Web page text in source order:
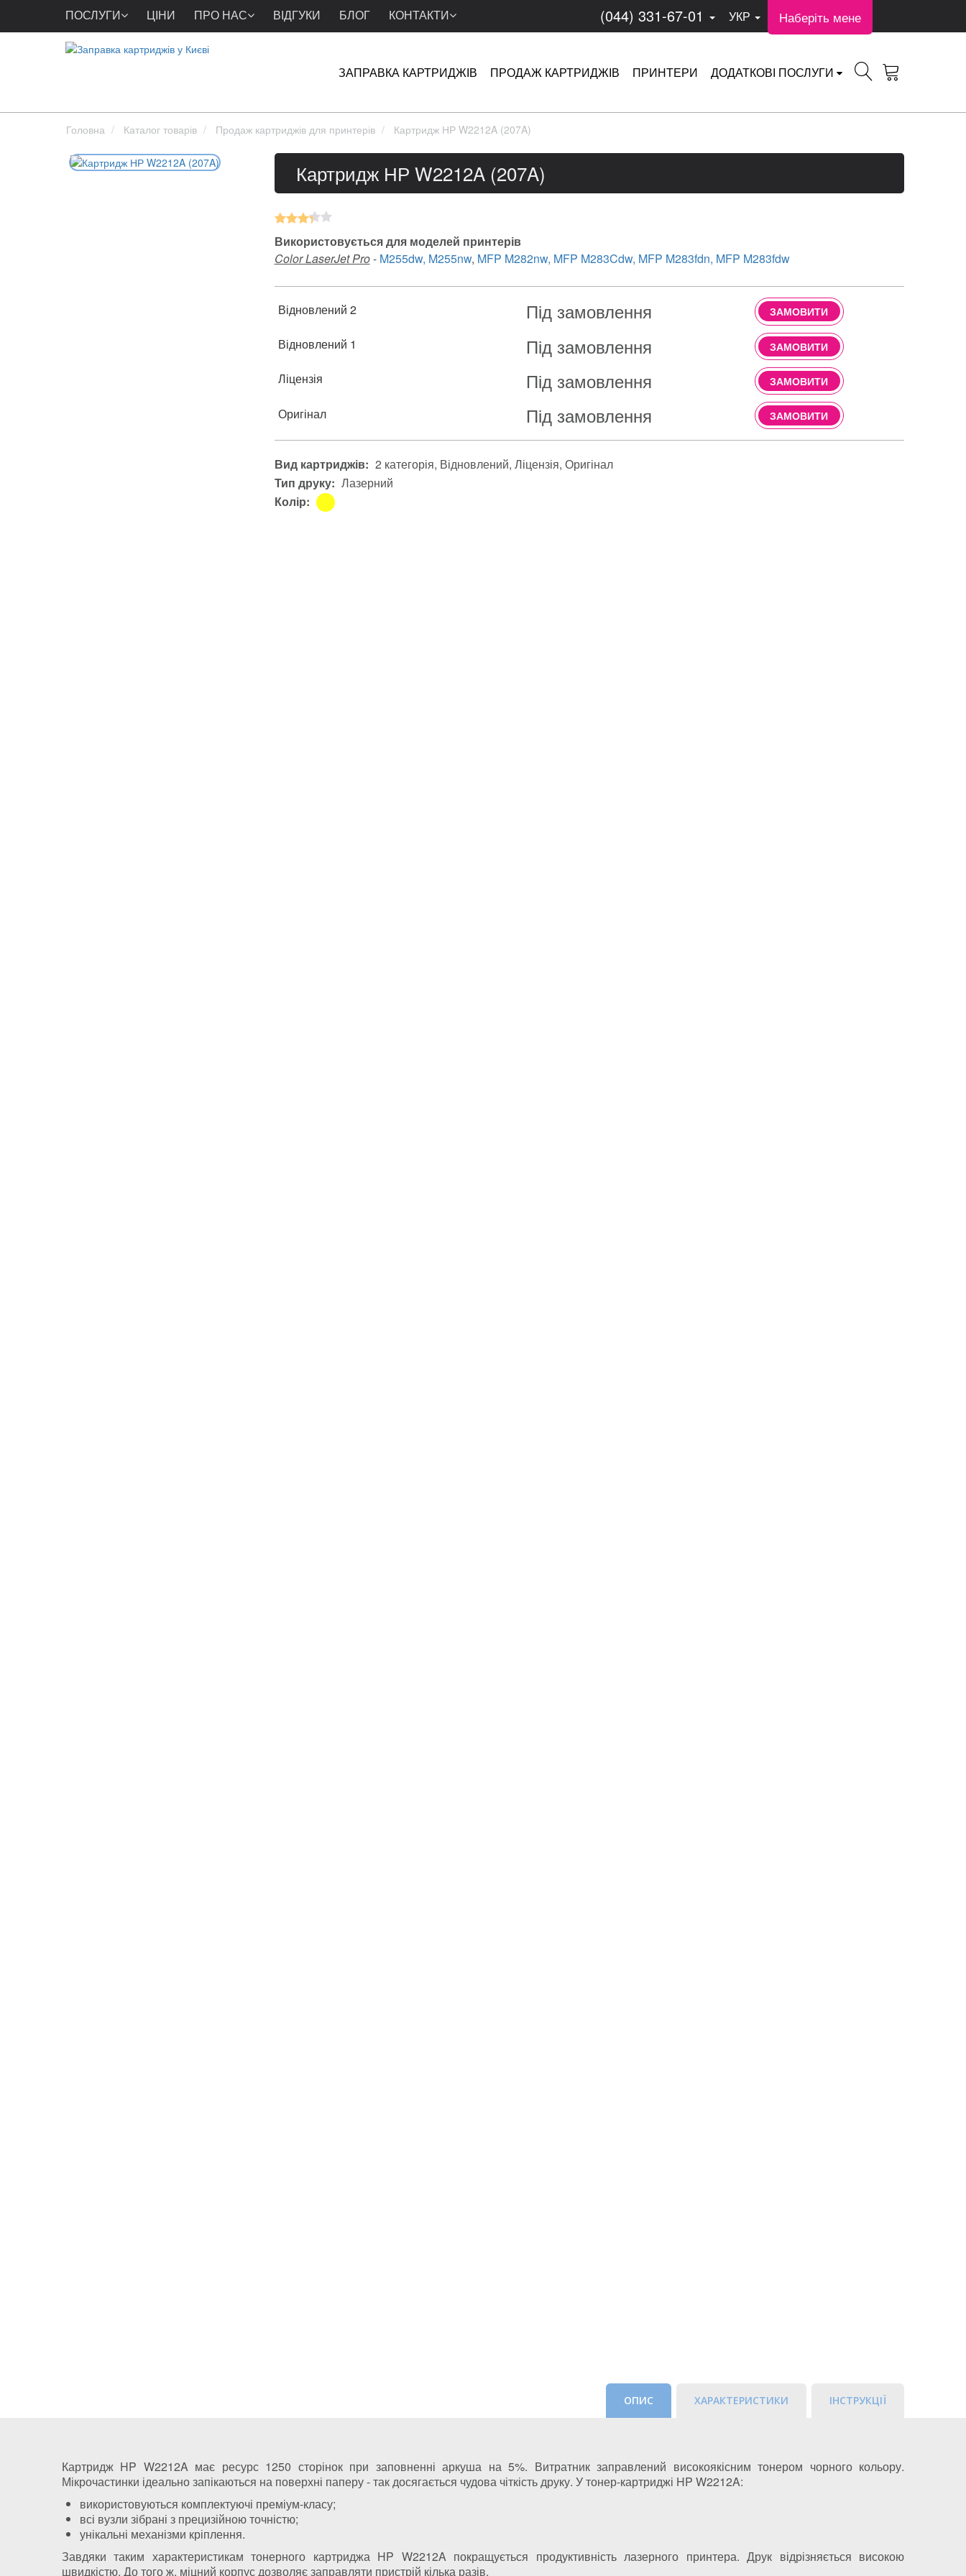
ПОСЛУГИ ЦІНИ ПРО НАС ВІДГУКИ БЛОГ КОНТАКТИ (044) 331-67-01 УКР Наберіть мене
ЗАПРАВКА КАРТРИДЖІВ ПРОДАЖ КАРТРИДЖІВ ПРИНТЕРИ ДОДАТКОВІ ПОСЛУГИ
Головна Каталог товарів Продаж картриджів для принтерів Картридж НР W2212A (207A)
Картридж НР W2212A (207A)
Використовується для моделей принтерів
Color LaserJet Pro- M255dw, M255nw, MFP M282nw, MFP M283Cdw, MFP M283fdn, MFP M283fdw
Відновлений 2 Під замовлення ЗАМОВИТИ
Відновлений 1 Під замовлення ЗАМОВИТИ
Ліцензія Під замовлення ЗАМОВИТИ
Оригінал Під замовлення ЗАМОВИТИ
Вид картриджів: 2 категорія Відновлений Ліцензія Оригінал
Тип друку: Лазерний
Колір:
ОПИС ХАРАКТЕРИСТИКИ ІНСТРУКЦІЇ
Картридж HP W2212A має ресурс 1250 сторінок при заповненні аркуша на 5%. Витратник заправлений високоякісним тонером чорного кольору.
Мікрочастинки ідеально запікаються на поверхні паперу - так досягається чудова чіткість друку. У тонер-картриджі HP W2212A:
використовуються комплектуючі преміум-класу;
всі вузли зібрані з прецизійною точністю;
унікальні механізми кріплення.
Завдяки таким характеристикам тонерного картриджа HP W2212A покращується продуктивність лазерного принтера. Друк відрізняється високою
швидкістю. До того ж, міцний корпус дозволяє заправляти пристрій кілька разів.